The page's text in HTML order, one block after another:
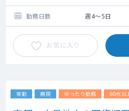
3）救急搬送対
4）訪問診療：
1日の訪問件
護師同行、居
看取り実施
勤務日数 週4～5日
お気に入り
常勤 病院 ゆったり勤務 60代以